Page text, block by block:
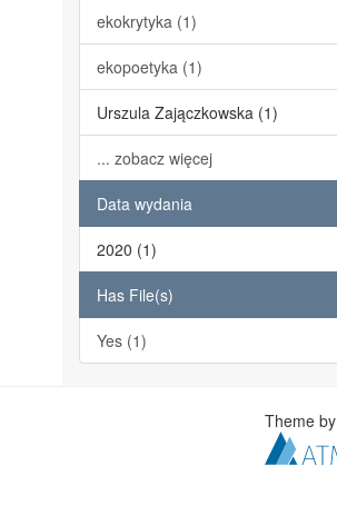
ekokrytyka (1)
ekopoetyka (1)
Urszula Zajączkowska (1)
... zobacz więcej
Data wydania
2020 (1)
Has File(s)
Yes (1)
Theme by